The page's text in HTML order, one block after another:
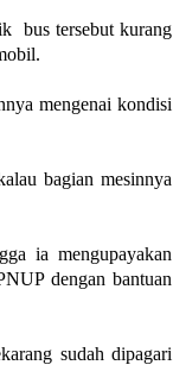
bus tersebut kurang
mengenai kondisi
bagian mesinnya
ia mengupayakan
dengan bantuan
sudah dipagari